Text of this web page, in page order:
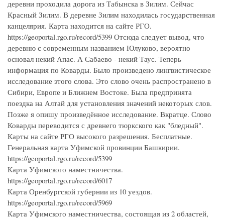
деревни проходила дорога из Табынска в Зилим. Сейчас
Красный Зилим. В деревне Зилим находилась государственная
канцелярия. Карта находится на сайте РГО.
https://geoportal.rgo.ru/record/5399 Отсюда следует вывод, что
деревню с современным названием Юлуково, вероятно
основал некий Апас. А Сабаево - некий Таус. Теперь
информация по Коварды. Было произведено лингвистическое
исследование этого слова. Это слово очень распространено в
Сибири, Европе и Ближнем Востоке. Была предпринята
поездка на Алтай для установления значений некоторых слов.
Позже я опишу произведённое исследование. Вкратце. Слово
Коварды переводится с древнего тюркского как "бледный".
Карты на сайте РГО высокого разрешения. Бесплатные.
Генеральная карта Уфимской провинции Башкирии.
https://geoportal.rgo.ru/record/5399
Карта Уфимского наместничества.
https://geoportal.rgo.ru/record/6017
Карта Оренбургской губернии из 10 уездов.
https://geoportal.rgo.ru/record/5969
Карта Уфимского наместничества, состоящая из 2 областей,